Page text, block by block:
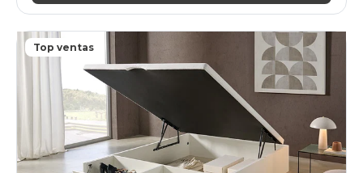
Top ventas